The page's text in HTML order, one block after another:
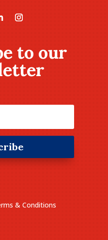
to our
& Conditions